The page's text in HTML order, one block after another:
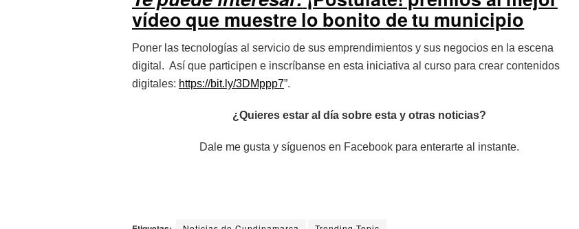
vídeo que muestre lo bonito de tu municipio
Poner las tecnologías al servicio de sus emprendimientos y sus negocios en la escena
digital. Así que participen e inscríbanse en esta iniciativa al curso para crear contenidos
digitales: https://bit.ly/3DMppp7”.
¿Quieres estar al día sobre esta y otras noticias?
Dale me gusta y síguenos en Facebook para enterarte al instante.